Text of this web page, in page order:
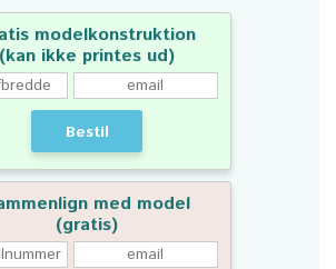
modelkonstruktion
(kan ikke printes ud)
Bestil
med model
(gratis)